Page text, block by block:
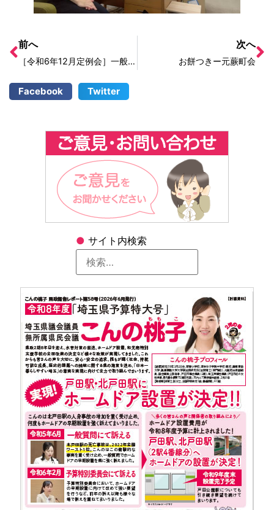
● サイト内検索
前へ
［令和6年12月定例会］一般質問5日目
次へ
お餅つきー元蕨町会
Facebook Twitter